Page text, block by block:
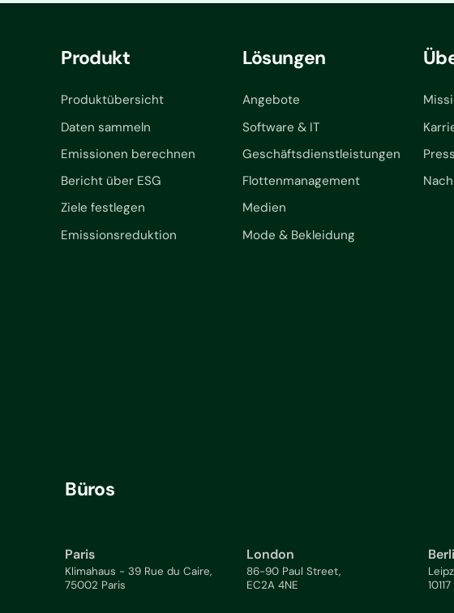
Produkt
Produktübersicht
Daten sammeln
Emissionen berechnen
Bericht über ESG
Ziele festlegen
Emissionsreduktion
Lösungen
Angebote
Software & IT
Geschäftsdienstleistungen
Flottenmanagement
Medien
Mode & Bekleidung
Büros
Paris
Klimahaus - 39 Rue du Caire,
75002 Paris
London
86-90 Paul Street,
EC2A 4NE